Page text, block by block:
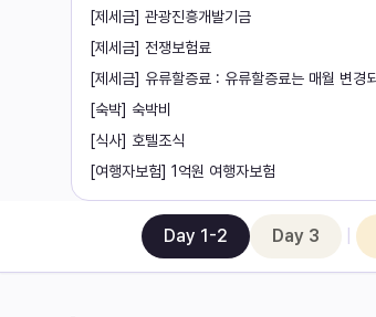
[제세금] 관광진흥개발기금
[제세금] 전쟁보험료
[제세금] 유류할증료 : 유류할증료는 매월 변경
[숙박] 숙박비
[식사] 호텔조식
[여행자보험] 1억원 여행자보험
Day 1-2 Day 3